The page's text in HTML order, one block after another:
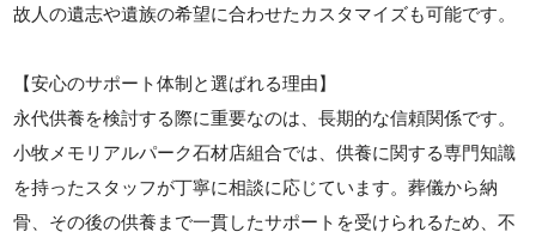
故人の遺志や遺族の希望に合わせたカスタマイズも可能です。
【安心のサポート体制と選ばれる理由】
永代供養を検討する際に重要なのは、長期的な信頼関係です。
小牧メモリアルパーク石材店組合では、供養に関する専門知識
を持ったスタッフが丁寧に相談に応じています。葬儀から納
骨、その後の供養まで一貫したサポートを受けられるため、不